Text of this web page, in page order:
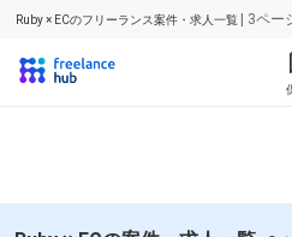
Ruby × ECのフリーランス案件・求人一覧 | 3ペー